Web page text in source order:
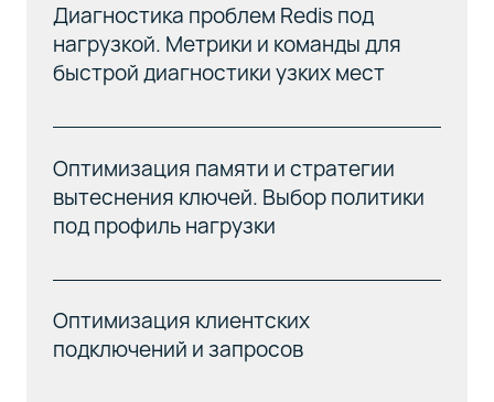
Диагностика проблем Redis под
нагрузкой. Метрики и команды для
быстрой диагностики узких мест
Оптимизация памяти и стратегии
вытеснения ключей. Выбор политики
под профиль нагрузки
Оптимизация клиентских
подключений и запросов